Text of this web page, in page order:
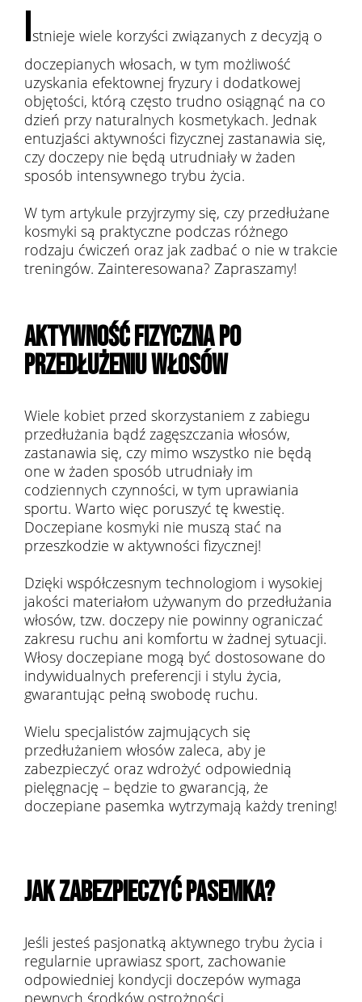
Istnieje wiele korzyści związanych z decyzją o
doczepianych włosach, w tym możliwość
uzyskania efektownej fryzury i dodatkowej
objętości, którą często trudno osiągnąć na co
dzień przy naturalnych kosmetykach. Jednak
entuzjaści aktywności fizycznej zastanawia się,
czy doczepy nie będą utrudniały w żaden
sposób intensywnego trybu życia.
W tym artykule przyjrzymy się, czy przedłużane
kosmyki są praktyczne podczas różnego
rodzaju ćwiczeń oraz jak zadbać o nie w trakcie
treningów. Zainteresowana? Zapraszamy!
AKTYWNOŚĆ FIZYCZNA PO
PRZEDŁUŻENIU WŁOSÓW
Wiele kobiet przed skorzystaniem z zabiegu
przedłużania bądź zagęszczania włosów,
zastanawia się, czy mimo wszystko nie będą
one w żaden sposób utrudniały im
codziennych czynności, w tym uprawiania
sportu. Warto więc poruszyć tę kwestię.
Doczepiane kosmyki nie muszą stać na
przeszkodzie w aktywności fizycznej!
Dzięki współczesnym technologiom i wysokiej
jakości materiałom używanym do przedłużania
włosów, tzw. doczepy nie powinny ograniczać
zakresu ruchu ani komfortu w żadnej sytuacji.
Włosy doczepiane mogą być dostosowane do
indywidualnych preferencji i stylu życia,
gwarantując pełną swobodę ruchu.
Wielu specjalistów zajmujących się
przedłużaniem włosów zaleca, aby je
zabezpieczyć oraz wdrożyć odpowiednią
pielęgnację – będzie to gwarancją, że
doczepiane pasemka wytrzymają każdy trening!
JAK ZABEZPIECZYĆ PASEMKA?
Jeśli jesteś pasjonatką aktywnego trybu życia i
regularnie uprawiasz sport, zachowanie
odpowiedniej kondycji doczepów wymaga
pewnych środków ostrożności.